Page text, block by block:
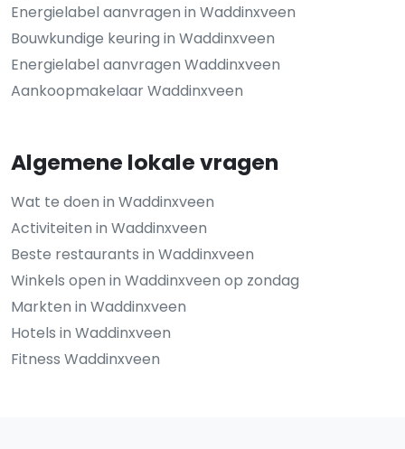
Energielabel aanvragen in Waddinxveen
Bouwkundige keuring in Waddinxveen
Energielabel aanvragen Waddinxveen
Aankoopmakelaar Waddinxveen
Algemene lokale vragen
Wat te doen in Waddinxveen
Activiteiten in Waddinxveen
Beste restaurants in Waddinxveen
Winkels open in Waddinxveen op zondag
Markten in Waddinxveen
Hotels in Waddinxveen
Fitness Waddinxveen